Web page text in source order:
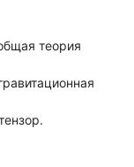
теория